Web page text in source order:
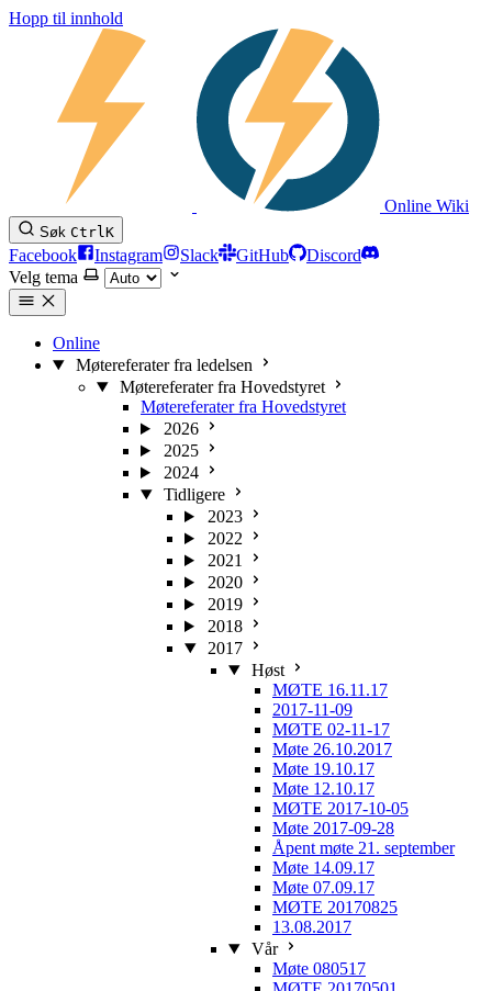
Hopp til innhold
Online Wiki
Søk CtrlK
Facebook Instagram Slack GitHub
Discord
Velg tema
Online
Møtereferater fra ledelsen
Møtereferater fra Hovedstyret
Møtereferater fra Hovedstyret
2026
2025
2024
Tidligere
2023
2022
2021
2020
2019
2018
2017
Høst
MØTE 16.11.17
2017-11-09
MØTE 02-11-17
Møte 26.10.2017
Møte 19.10.17
Møte 12.10.17
MØTE 2017-10-05
Møte 2017-09-28
Åpent møte 21. september
Møte 14.09.17
Møte 07.09.17
MØTE 20170825
13.08.2017
Vår
Møte 080517